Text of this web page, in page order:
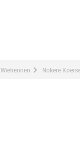
Wielrennen Nokere